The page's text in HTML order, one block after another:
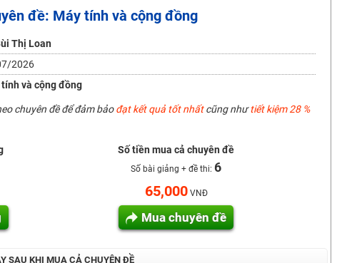
25 điểm
(Từ 16-18/07/2025)
giỏi và nổi tiếng
đề: Máy tính và cộng đồng
Thị Loan
2026
tính và cộng đồng
chuyên đề để đảm bảođạt kết quả tốt nhấtcũng nhưtiết kiệm 28 %
Số tiền mua cả chuyên đề
Số bài giảng + đề thi: 6
65,000VNĐ
Mua chuyên đề
SAU KHI MUA CẢ CHUYÊN ĐỀ